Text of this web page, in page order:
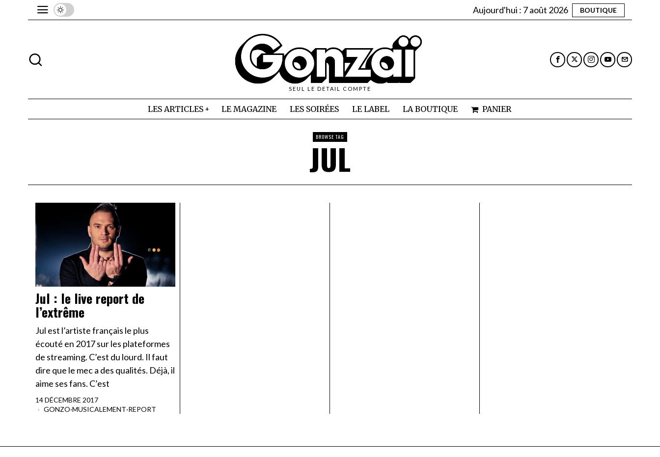
Aujourd'hui : 7 août 2026 BOUTIQUE
SEUL LE DETAIL COMPTE
LES ARTICLES LE MAGAZINE LES SOIRÉES LE LABEL LA BOUTIQUE PANIER
BROWSE TAG
JUL
Jul : le live report de
l’extrême
Jul est l’artiste français le plus
écouté en 2017 sur les plateformes
de streaming. C’est du lourd. Il faut
dire que le mec a des qualités. Déjà, il
aime ses fans. C’est
14 DÉCEMBRE 2017
GONZO·MUSICALEMENT·REPORT